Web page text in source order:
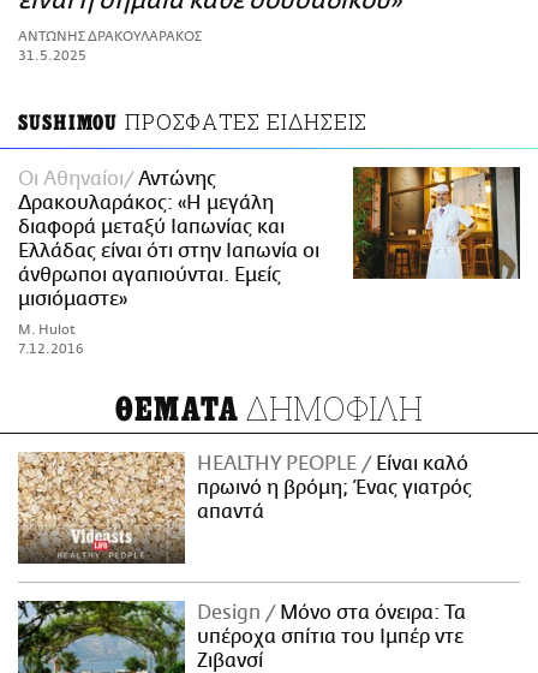
ΑΜΠΑ
PRINT
ΑΝΤΩΝΗΣ ΔΡΑΚΟΥΛΑΡΑΚΟΣ
31.5.2025
SUSHIMOU ΠΡΟΣΦΑΤΕΣ ΕΙΔΗΣΕΙΣ
Οι Αθηναίοι
Αντώνης
Δρακουλαράκος: «Η μεγάλη
διαφορά μεταξύ Ιαπωνίας και
Ελλάδας είναι ότι στην Ιαπωνία οι
άνθρωποι αγαπιούνται. Εμείς
μισιόμαστε»
M. Hulot
7.12.2016
ΘΕΜΑΤΑ ΔΗΜΟΦΙΛΗ
HEALTHY PEOPLE
Είναι καλό
πρωινό η βρόμη; Ένας γιατρός
απαντά
Design
Μόνο στα όνειρα: Τα
υπέροχα σπίτια του Ιμπέρ ντε
Ζιβανσί